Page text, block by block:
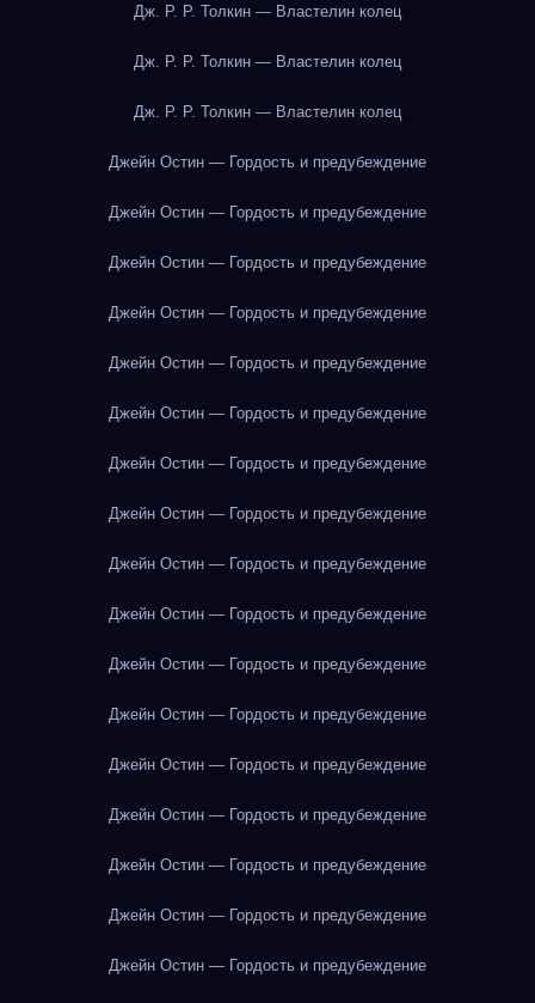
Дж. Р. Р. Толкин — Властелин колец
Дж. Р. Р. Толкин — Властелин колец
Дж. Р. Р. Толкин — Властелин колец
Джейн Остин — Гордость и предубеждение
Джейн Остин — Гордость и предубеждение
Джейн Остин — Гордость и предубеждение
Джейн Остин — Гордость и предубеждение
Джейн Остин — Гордость и предубеждение
Джейн Остин — Гордость и предубеждение
Джейн Остин — Гордость и предубеждение
Джейн Остин — Гордость и предубеждение
Джейн Остин — Гордость и предубеждение
Джейн Остин — Гордость и предубеждение
Джейн Остин — Гордость и предубеждение
Джейн Остин — Гордость и предубеждение
Джейн Остин — Гордость и предубеждение
Джейн Остин — Гордость и предубеждение
Джейн Остин — Гордость и предубеждение
Джейн Остин — Гордость и предубеждение
Джейн Остин — Гордость и предубеждение